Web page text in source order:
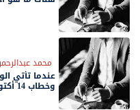
محمد
عندما تأتي
وخطاب 14 أكتوبر